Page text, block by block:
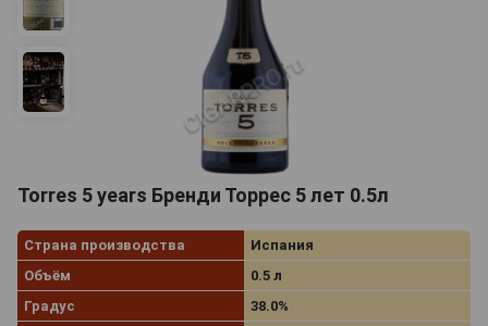
Torres 5 years Бренди Торрес 5 лет 0.5л
Страна производства
Испания
Объём
0.5 л
Градус
38.0%